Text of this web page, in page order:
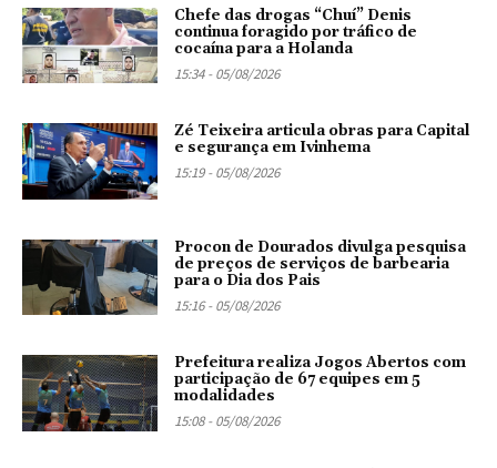
Chefe das drogas “Chuí” Denis
continua foragido por tráfico de
cocaína para a Holanda
15:34 - 05/08/2026
Zé Teixeira articula obras para Capital
e segurança em Ivinhema
15:19 - 05/08/2026
Procon de Dourados divulga pesquisa
de preços de serviços de barbearia
para o Dia dos Pais
15:16 - 05/08/2026
Prefeitura realiza Jogos Abertos com
participação de 67 equipes em 5
modalidades
15:08 - 05/08/2026